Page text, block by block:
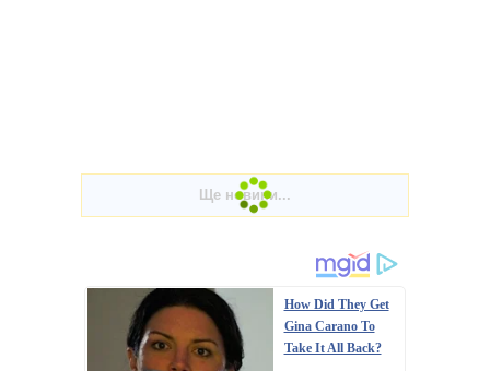
How Did They Get
Gina Carano To
Take It All Back?